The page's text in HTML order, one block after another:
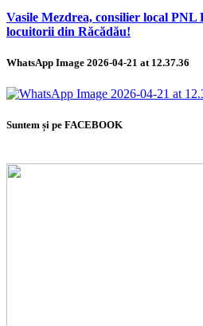
Vasile Mezdrea, consilier local PNL
locuitorii din Răcădău!
WhatsApp Image 2026-04-21 at 12.37.36
Suntem și pe FACEBOOK